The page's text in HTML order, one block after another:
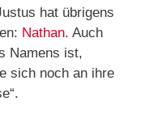
hat übrigens
Nathan. Auch
Namens ist,
sich noch an ihre